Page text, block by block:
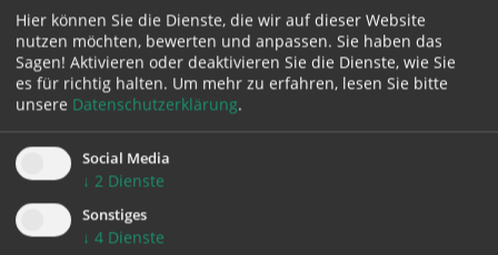
Hier können Sie die Dienste, die wir auf dieser Website
nutzen möchten, bewerten und anpassen. Sie haben das
Sagen! Aktivieren oder deaktivieren Sie die Dienste, wie Sie
es für richtig halten. Um mehr zu erfahren, lesen Sie bitte
unsere Datenschutzerklärung.
Social Media
↓ 2 Dienste
Sonstiges
↓ 4 Dienste